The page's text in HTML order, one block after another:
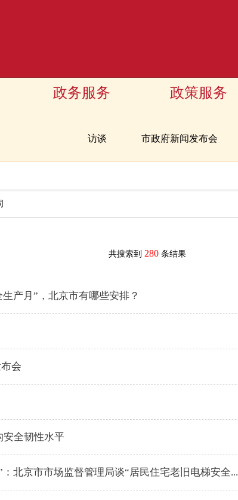
政务服务 政策服务
访谈 市政府新闻发布会
共搜索到 280 条结果
产月”，北京市有哪些安排？
会
安全韧性水平
北京市市场监督管理局谈“居民住宅老旧电梯安全...